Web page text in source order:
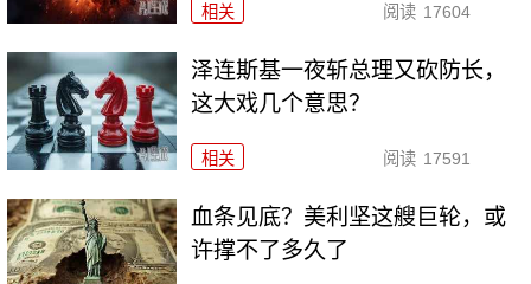
相关 阅读 17604
泽连斯基一夜斩总理又砍防长，
这大戏几个意思？
相关 阅读 17591
血条见底？美利坚这艘巨轮，或
许撑不了多久了